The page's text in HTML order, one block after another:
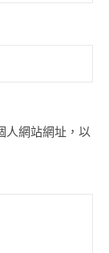
人網站網址，以